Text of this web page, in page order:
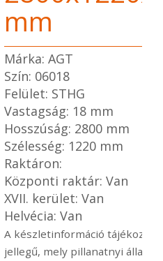
mm
Márka: AGT
Szín: 06018
Felület: STHG
Vastagság: 18 mm
Hosszúság: 2800 mm
Szélesség: 1220 mm
Raktáron:
Központi raktár: Van
XVII. kerület: Van
Helvécia: Van
A készletinformáció
jellegű, mely pillanatnyi